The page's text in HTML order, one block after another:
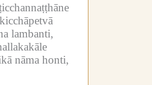
lambanti,
nāma honti,